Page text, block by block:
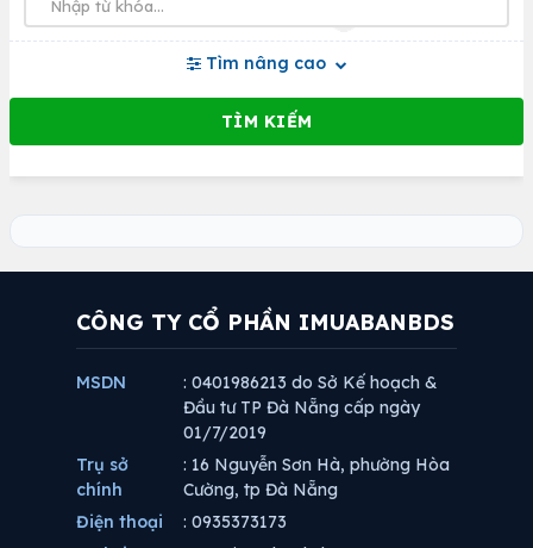
Tìm nâng cao
CÔNG TY CỔ PHẦN IMUABANBDS
MSDN
: 0401986213 do Sở Kế hoạch &
Đầu tư TP Đà Nẵng cấp ngày
01/7/2019
Trụ sở
chính
: 16 Nguyễn Sơn Hà, phường Hòa
Cường, tp Đà Nẵng
Điện thoại
: 0935373173